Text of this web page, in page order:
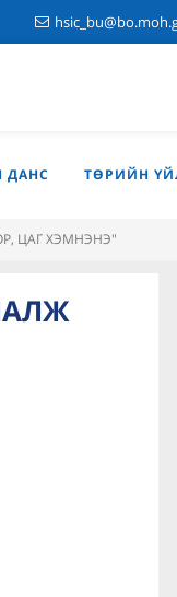
ДАНС ТӨРИЙН
ЦАГ ХЭМНЭНЭ"